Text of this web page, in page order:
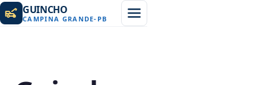
GUINCHO
CAMPINA GRANDE- PB